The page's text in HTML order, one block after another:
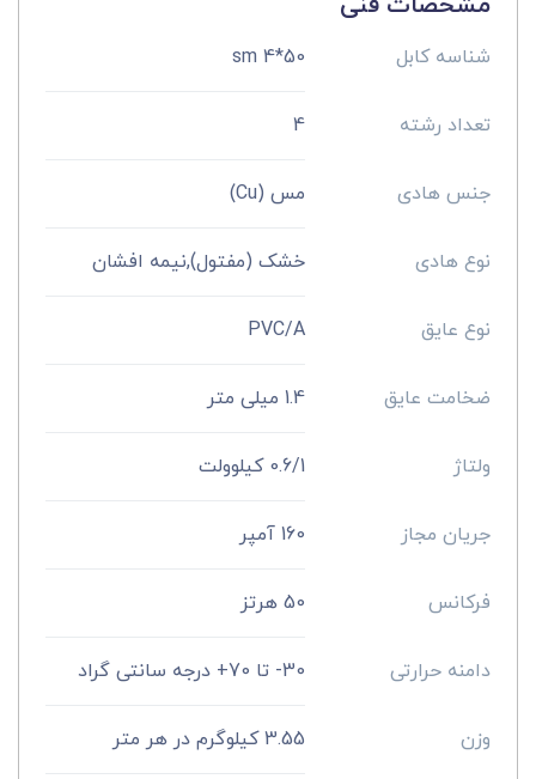
شناسه کابل 50*4 sm
تعداد رشته 4
جنس هادی مس (Cu)
نوع هادی خشک (مفتول),نیمه افشان
نوع عایق PVC/A
ضخامت عایق 1.4 میلی متر
ولتاژ 0.6/1 کیلوولت
جریان مجاز 160 آمپر
فرکانس 50 هرتز
دامنه حرارتی 30- تا 70+ درجه سانتی گراد
وزن 3.55 کیلوگرم در هر متر